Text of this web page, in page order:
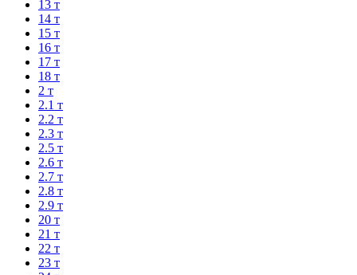
13 т
14 т
15 т
16 т
17 т
18 т
2 т
2.1 т
2.2 т
2.3 т
2.5 т
2.6 т
2.7 т
2.8 т
2.9 т
20 т
21 т
22 т
23 т